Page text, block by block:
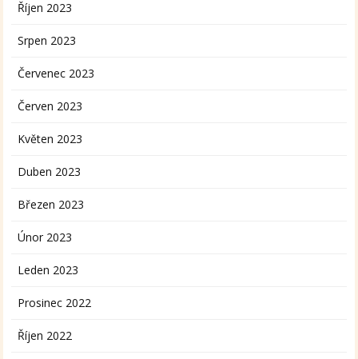
Říjen 2023
Srpen 2023
Červenec 2023
Červen 2023
Květen 2023
Duben 2023
Březen 2023
Únor 2023
Leden 2023
Prosinec 2022
Říjen 2022